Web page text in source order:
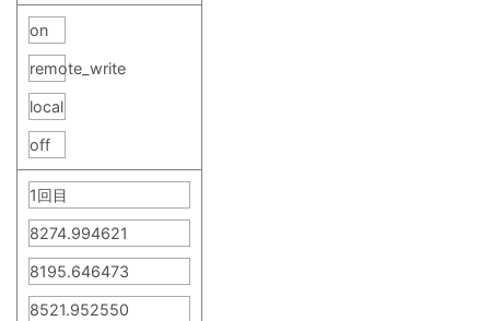
on
remote_write
local
off
1回目
8274.994621
8195.646473
8521.952550